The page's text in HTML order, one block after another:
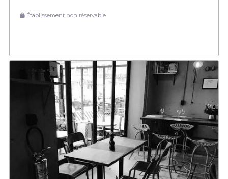
Établissement non réservable